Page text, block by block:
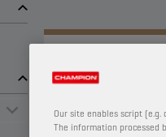
Our site enables script
The information processed